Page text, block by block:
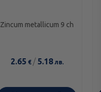
Zincum metallicum 9 ch
2.65€ / 5.18лв.